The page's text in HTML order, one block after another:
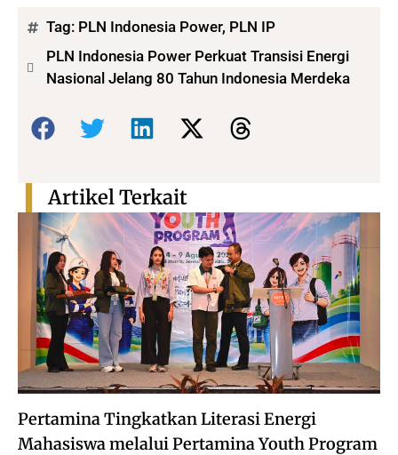
Tag: PLN Indonesia Power, PLN IP
PLN Indonesia Power Perkuat Transisi Energi
Nasional Jelang 80 Tahun Indonesia Merdeka
Bagikan:
Pertamina Tingkatkan Literasi Energi
Mahasiswa melalui Pertamina Youth Program
Artikel Terkait